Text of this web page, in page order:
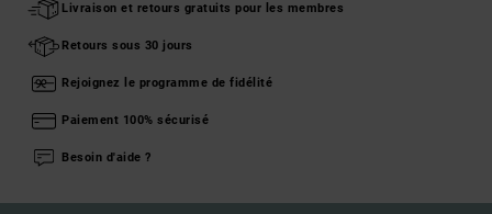
Livraison et retours gratuits pour les membres
Retours sous 30 jours
Rejoignez le programme de fidélité
Paiement 100% sécurisé
Besoin d'aide ?